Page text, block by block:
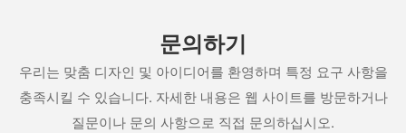
문의하기
우리는 맞춤 디자인 및 아이디어를 환영하며 특정 요구 사항을
충족시킬 수 있습니다. 자세한 내용은 웹 사이트를 방문하거나
질문이나 문의 사항으로 직접 문의하십시오.